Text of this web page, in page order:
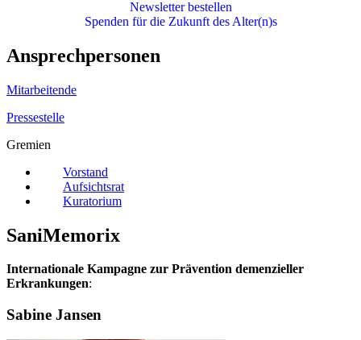
Newsletter bestellen
Spenden für die Zukunft des Alter(n)s
Ansprechpersonen
Mitarbeitende
Pressestelle
Gremien
Vorstand
Aufsichtsrat
Kuratorium
SaniMemorix
Internationale Kampagne zur Prävention demenzieller
Erkrankungen:
Sabine Jansen